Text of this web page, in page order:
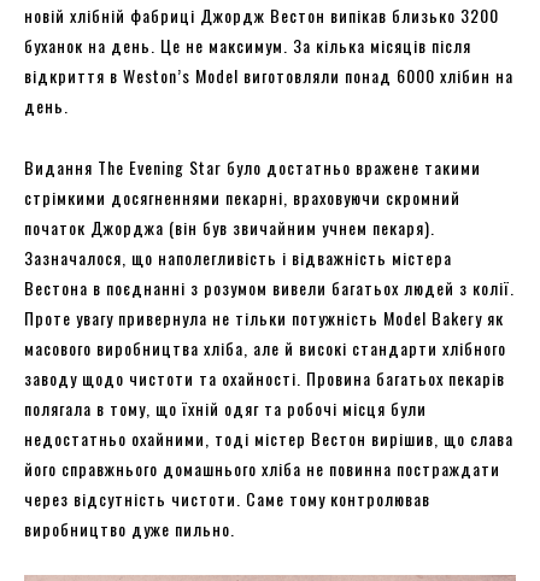
новій хлібній фабриці Джордж Вестон випікав близько 3200
буханок на день. Це не максимум. За кілька місяців після
відкриття в Weston’s Model виготовляли понад 6000 хлібин на
день.
Видання The Evening Star було достатньо вражене такими
стрімкими досягненнями пекарні, враховуючи скромний
початок Джорджа (він був звичайним учнем пекаря).
Зазначалося, що наполегливість і відважність містера
Вестона в поєднанні з розумом вивели багатьох людей з колії.
Проте увагу привернула не тільки потужність Model Bakery як
масового виробництва хліба, але й високі стандарти хлібного
заводу щодо чистоти та охайності. Провина багатьох пекарів
полягала в тому, що їхній одяг та робочі місця були
недостатньо охайними, тоді містер Вестон вирішив, що слава
його справжнього домашнього хліба не повинна постраждати
через відсутність чистоти. Саме тому контролював
виробництво дуже пильно.